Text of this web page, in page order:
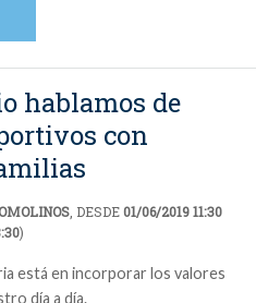
hablamos de
con
, DESDE01/06/2019 11:30
)
está en incorporar los valores
día a día.